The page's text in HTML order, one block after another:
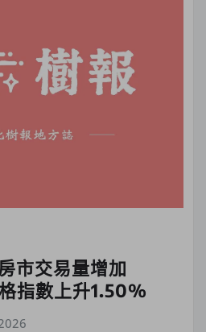
市交易量增加
指數上升1.50%